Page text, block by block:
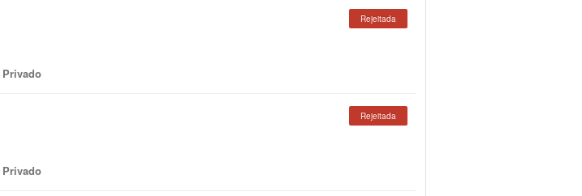
Rejeitada
Privado
Rejeitada
Privado